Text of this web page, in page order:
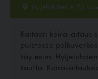
Hyljelahdentie 17,
Kaitaan koira-aitaus
puistossa
käy esim.
kautta. Koira-